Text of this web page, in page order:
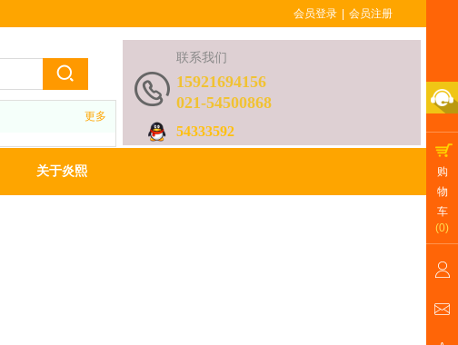
联系我们
54333592
15921694156
021-54500868
更多
关于炎熙
会员登录 会员注册
购
物
车
(0)